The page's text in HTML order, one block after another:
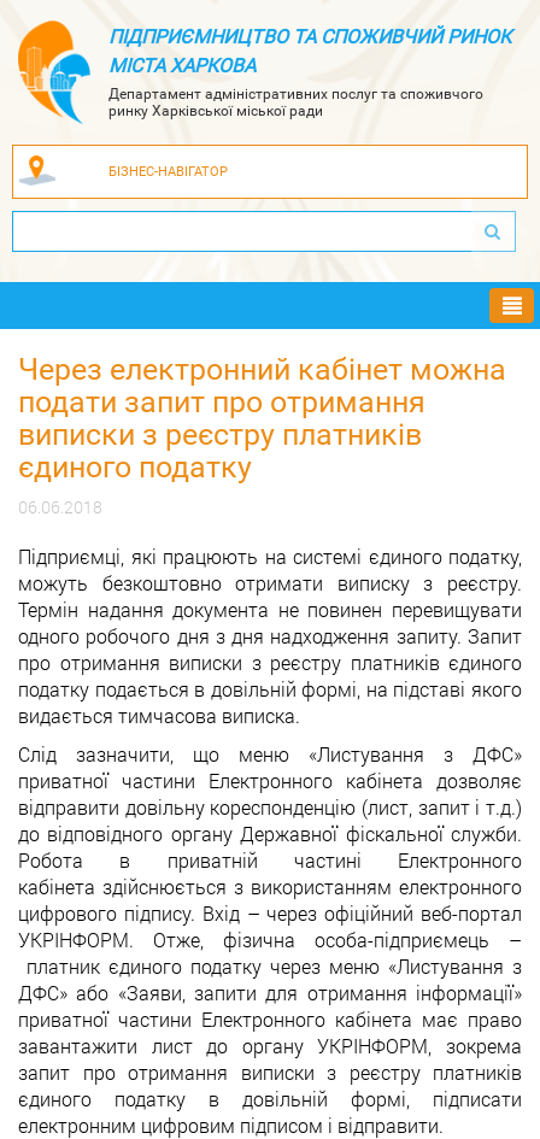
ПІДПРИЄМНИЦТВО ТА СПОЖИВЧИЙ РИНОК
МІСТА ХАРКОВА
Департамент адміністративних послуг та споживчого
ринку Харківської міської ради
БІЗНЕС-НАВІГАТОР
Через електронний кабінет можна
подати запит про отримання
виписки з реєстру платників
єдиного податку
06.06.2018
Підприємці, які працюють на системі єдиного податку,
можуть безкоштовно отримати виписку з реєстру.
Термін надання документа не повинен перевищувати
одного робочого дня з дня надходження запиту. Запит
про отримання виписки з реєстру платників єдиного
податку подається в довільній формі, на підставі якого
видається тимчасова виписка.
Слід зазначити, що меню «Листування з ДФС»
приватної частини Електронного кабінета дозволяє
відправити довільну кореспонденцію (лист, запит і т.д.)
до відповідного органу Державної фіскальної служби.
Робота в приватній частині Електронного
кабінета здійснюється з використанням електронного
цифрового підпису. Вхід – через офіційний веб-портал
УКРІНФОРМ. Отже, фізична особа-підприємець –
платник єдиного податку через меню «Листування з
ДФС» або «Заяви, запити для отримання інформації»
приватної частини Електронного кабінета має право
завантажити лист до органу УКРІНФОРМ, зокрема
запит про отримання виписки з реєстру платників
єдиного податку в довільній формі, підписати
електронним цифровим підписом і відправити.